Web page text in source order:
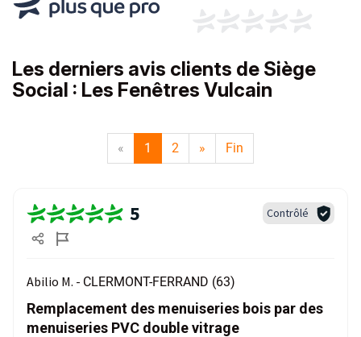
Les derniers avis clients de Siège
Social : Les Fenêtres Vulcain
« 1 2 » Fin
5 Contrôlé
Abilio M. - CLERMONT-FERRAND (63)
Remplacement des menuiseries bois par des
menuiseries PVC double vitrage